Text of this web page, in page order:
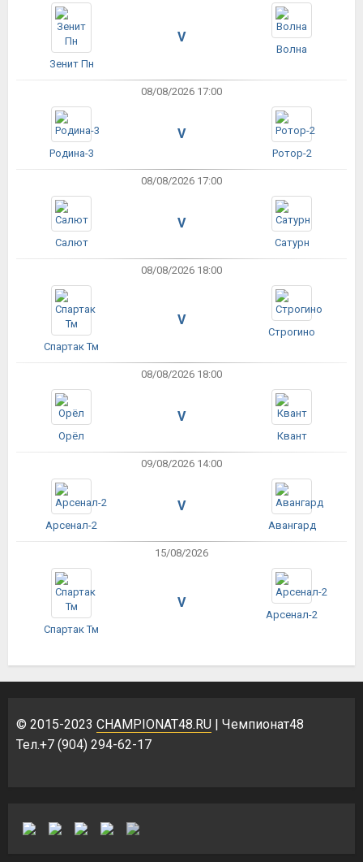
Зенит Пн
V
Волна
08/08/2026 17:00
Родина-3
V
Ротор-2
08/08/2026 17:00
Салют
V
Сатурн
08/08/2026 18:00
Спартак Тм
V
Строгино
08/08/2026 18:00
Орёл
V
Квант
09/08/2026 14:00
Арсенал-2
V
Авангард
15/08/2026
Спартак Тм
V
Арсенал-2
© 2015-2023 CHAMPIONAT48.RU | Чемпионат48
Тел.+7 (904) 294-62-17